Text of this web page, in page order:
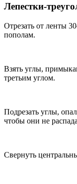
Лепестки-
Отрезать от ленты
пополам.
Взять углы,
третьим углом.
Подрезать углы,
чтобы они не
Свернуть